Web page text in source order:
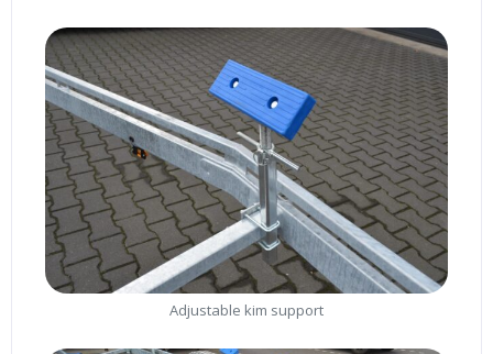
Adjustable kim support